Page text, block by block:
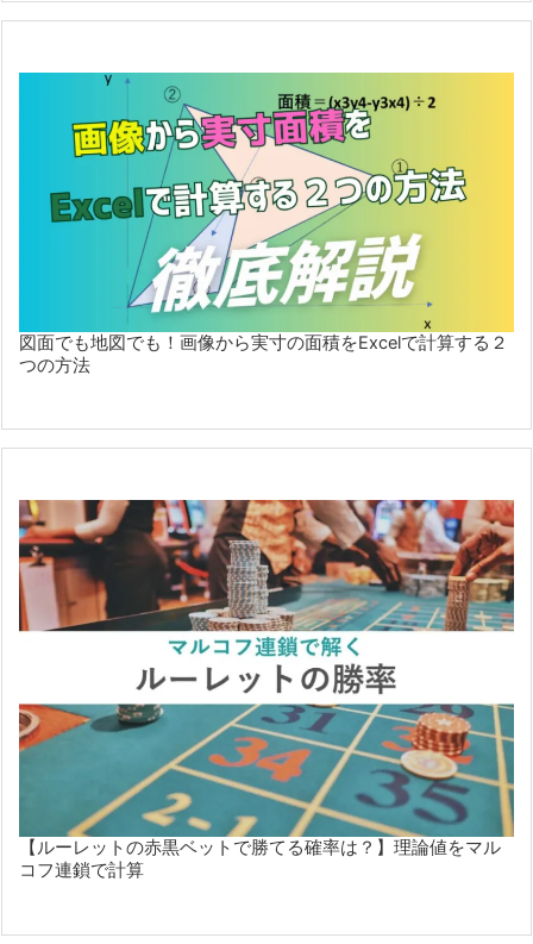
図面でも地図でも！画像から実寸の面積をExcelで計算する２
つの方法
【ルーレットの赤黒ベットで勝てる確率は？】理論値をマル
コフ連鎖で計算